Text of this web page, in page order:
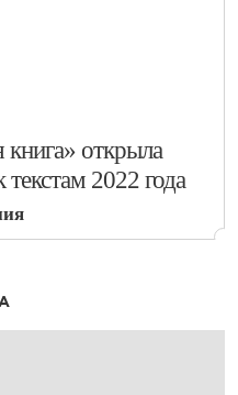
открыла
2022 года